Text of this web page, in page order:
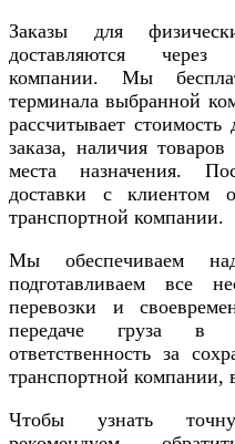
Заказы для
доставляются
компании. Мы
терминала выбранной
рассчитывает стоимость
заказа, наличия
места назначения.
доставки с клиентом
транспортной компании.
Мы обеспечиваем
подготавливаем все
перевозки и
передаче груза в
ответственность за
транспортной компании,
Чтобы узнать